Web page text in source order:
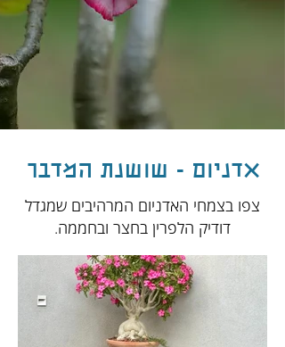
אדניום - שושנת המדבר
צפו בצמחי האדניום המרהיבים שמגדל
דודיק הלפרין בחצר ובחממה.